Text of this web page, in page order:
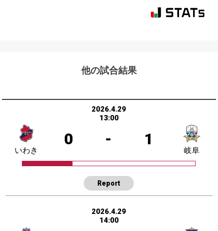
他の試合結果
2026.4.29
13:00
0 - 1
いわき 岐阜
Report
2026.4.29
14:00